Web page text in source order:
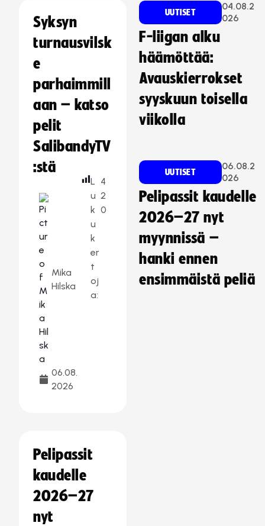
Syksyn
turnausvilsk
e
parhaimmill
aan – katso
pelit
SalibandyTV
:stä
Mika
Hilska
06.08.
2026
L
u
k
u
k
er
t
oj
a:
4
2
0
Pelipassit
kaudelle
2026–27
nyt
UUTISET
04.08.2
026
F-liigan alku
häämöttää:
Avauskierrokset
syyskuun toisella
viikolla
UUTISET
06.08.2
026
Pelipassit kaudelle
2026–27 nyt
myynnissä –
hanki ennen
ensimmäistä peliä